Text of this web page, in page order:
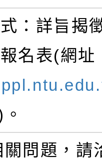
：詳旨揭
名表(網址
關問題，請